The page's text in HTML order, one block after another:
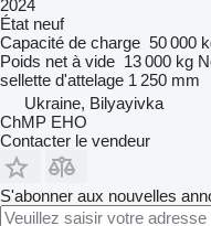
2024
État neuf
Capacité de charge 50 000
Poids net à vide 13 000 kg
sellette d'attelage 1 250 mm
Ukraine, Bilyayivka
ChMP EHO
Contacter le vendeur
S'abonner aux nouvelles